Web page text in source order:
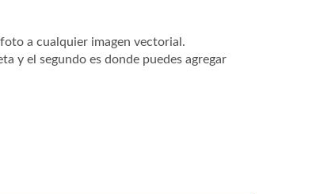
a cualquier imagen vectorial.
y el segundo es donde puedes agregar